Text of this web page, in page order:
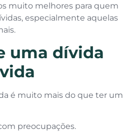
muito melhores para quem
especialmente aquelas
uma dívida
é muito mais do que ter um
preocupações.